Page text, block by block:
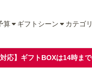
算 ギフトシーン カテゴ
対応】ギフトBOXは14時